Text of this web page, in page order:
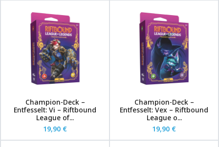
Champion-Deck –
Entfesselt: Vi – Riftbound
League of...
19,90 €
Champion-Deck –
Entfesselt: Vex – Riftbound
League o...
19,90 €